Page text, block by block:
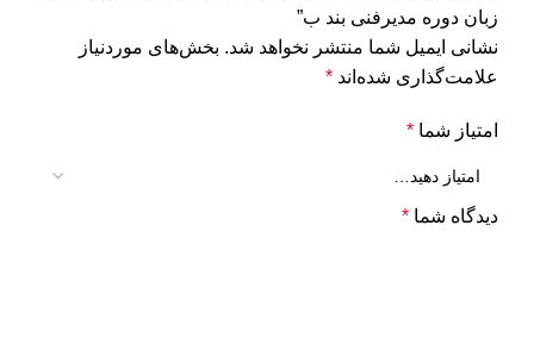
زبان دوره مدیرفنی بند ب”
نشانی ایمیل شما منتشر نخواهد شد. بخش‌های موردنیاز
علامت‌گذاری شده‌اند *
امتیاز شما *
دیدگاه شما *